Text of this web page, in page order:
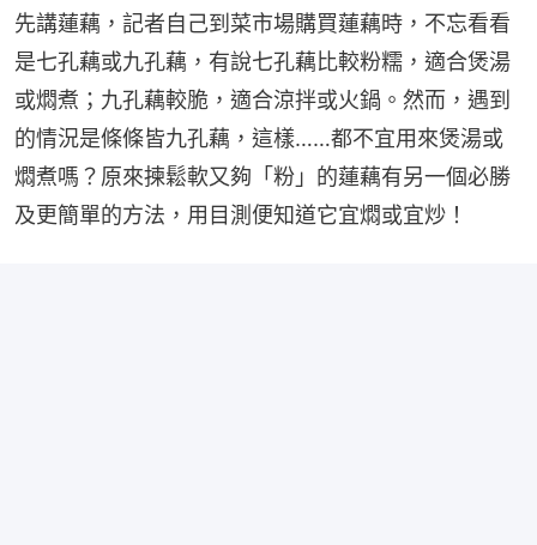
先講蓮藕，記者自己到菜市場購買蓮藕時，不忘看看
是七孔藕或九孔藕，有說七孔藕比較粉糯，適合煲湯
或燜煮；九孔藕較脆，適合涼拌或火鍋。然而，遇到
的情況是條條皆九孔藕，這樣……都不宜用來煲湯或
燜煮嗎？原來揀鬆軟又夠「粉」的蓮藕有另一個必勝
及更簡單的方法，用目測便知道它宜燜或宜炒！